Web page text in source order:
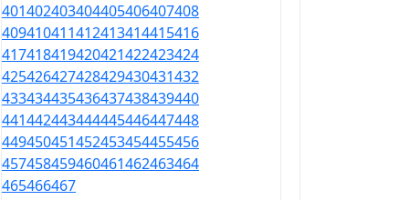
401402403404405406407408
409410411412413414415416
417418419420421422423424
425426427428429430431432
433434435436437438439440
441442443444445446447448
449450451452453454455456
457458459460461462463464
465466467